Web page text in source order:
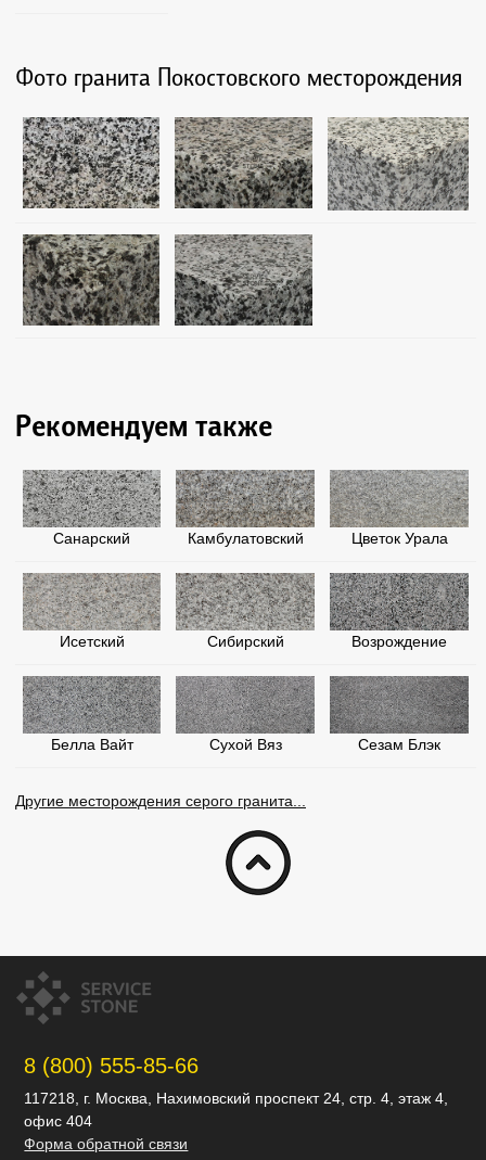
Фото гранита Покостовского месторождения
Рекомендуем также
Санарский Камбулатовский Цветок Урала
Исетский Сибирский Возрождение
Белла Вайт Сухой Вяз Сезам Блэк
Другие месторождения серого гранита...
8 (800) 555-85-66
117218, г. Москва, Нахимовский проспект 24, стр. 4, этаж 4,
офис 404
Форма обратной связи